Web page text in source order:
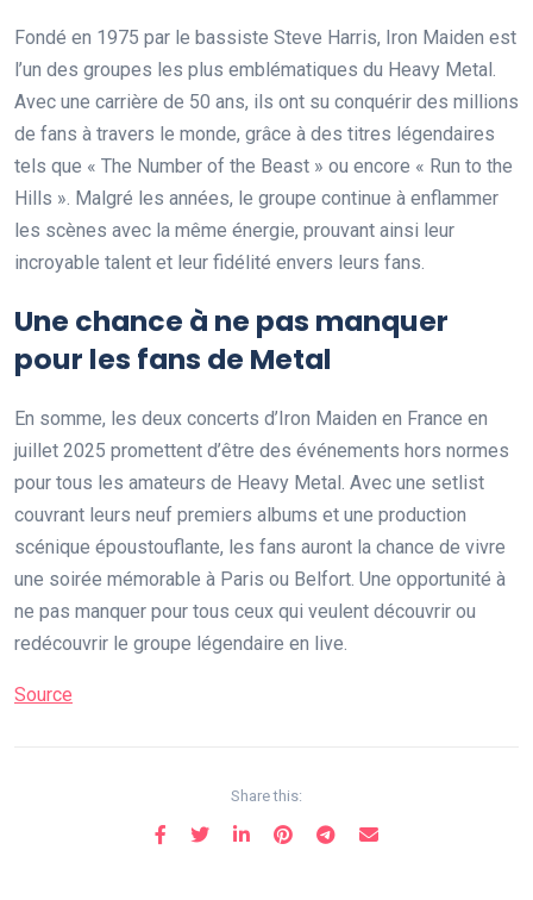
Fondé en 1975 par le bassiste Steve Harris, Iron Maiden est
l’un des groupes les plus emblématiques du Heavy Metal.
Avec une carrière de 50 ans, ils ont su conquérir des millions
de fans à travers le monde, grâce à des titres légendaires
tels que « The Number of the Beast » ou encore « Run to the
Hills ». Malgré les années, le groupe continue à enflammer
les scènes avec la même énergie, prouvant ainsi leur
incroyable talent et leur fidélité envers leurs fans.
Une chance à ne pas manquer
pour les fans de Metal
En somme, les deux concerts d’Iron Maiden en France en
juillet 2025 promettent d’être des événements hors normes
pour tous les amateurs de Heavy Metal. Avec une setlist
couvrant leurs neuf premiers albums et une production
scénique époustouflante, les fans auront la chance de vivre
une soirée mémorable à Paris ou Belfort. Une opportunité à
ne pas manquer pour tous ceux qui veulent découvrir ou
redécouvrir le groupe légendaire en live.
Source
Share this: